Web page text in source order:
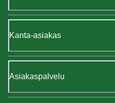
Kanta-asiakas
Asiakaspalvelu